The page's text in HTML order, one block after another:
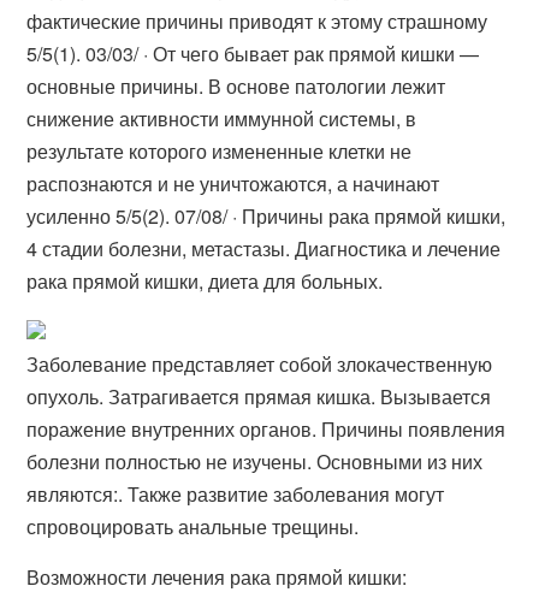
фактические причины приводят к этому страшному
5/5(1). 03/03/ · От чего бывает рак прямой кишки —
основные причины. В основе патологии лежит
снижение активности иммунной системы, в
результате которого измененные клетки не
распознаются и не уничтожаются, а начинают
усиленно 5/5(2). 07/08/ · Причины рака прямой кишки,
4 стадии болезни, метастазы. Диагностика и лечение
рака прямой кишки, диета для больных.
Заболевание представляет собой злокачественную
опухоль. Затрагивается прямая кишка. Вызывается
поражение внутренних органов. Причины появления
болезни полностью не изучены. Основными из них
являются:. Также развитие заболевания могут
спровоцировать анальные трещины.
Возможности лечения рака прямой кишки: